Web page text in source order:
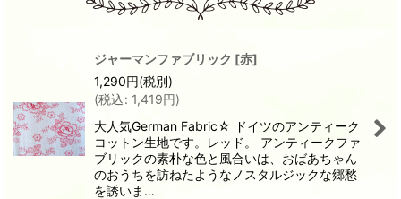
ジャーマンファブリック [赤]
1,290円(税別)
(税込: 1,419円)
大人気German Fabric☆ ドイツのアンティーク
コットン生地です。レッド。 アンティークファ
ブリックの素朴な色と風合いは、おばあちゃん
のおうちを訪ねたようなノスタルジックな郷愁
を誘いま…